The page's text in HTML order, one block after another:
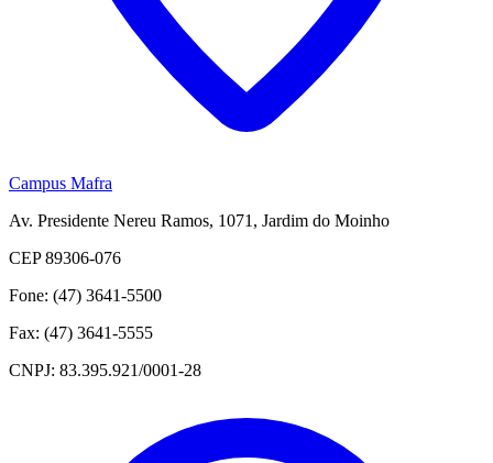
Campus Mafra
Av. Presidente Nereu Ramos, 1071, Jardim do Moinho
CEP 89306-076
Fone: (47) 3641-5500
Fax: (47) 3641-5555
CNPJ: 83.395.921/0001-28